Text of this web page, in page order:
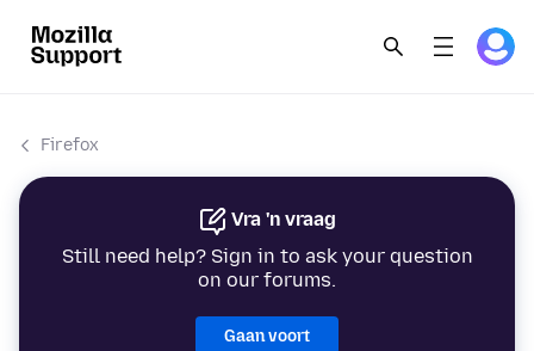
Firefox
Vra 'n vraag
Still need help? Sign in to ask your question
on our forums.
Gaan voort